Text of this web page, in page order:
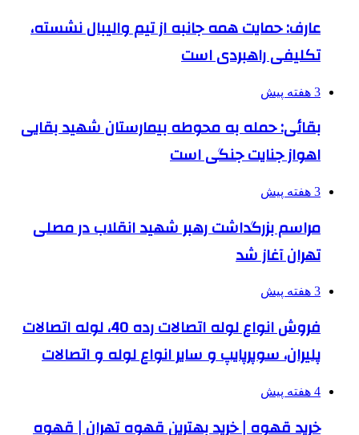
عارف: حمایت همه جانبه از تیم والیبال نشسته،
تکلیفی راهبردی است
3 هفته پیش
بقائی: حمله به محوطه بیمارستان شهید بقایی
اهواز جنایت جنگی است
3 هفته پیش
مراسم بزرگداشت رهبر شهید انقلاب در مصلی
تهران آغاز شد
3 هفته پیش
فروش انواع لوله اتصالات رده 40، لوله اتصالات
پلیران، سوپرپایپ و سایر انواع لوله و اتصالات
4 هفته پیش
خرید قهوه | خرید بهترین قهوه تهران | قهوه